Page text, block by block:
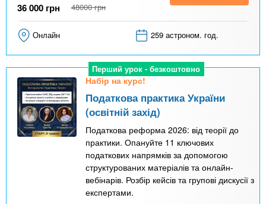
36 000 грн 48000 грн
Онлайн 259 астроном. год.
Перший урок - безкоштовно
Набір на курс!
Податкова практика України
(освітній захід)
Податкова реформа 2026: від теорії до
практики. Опануйте 11 ключових
податкових напрямків за допомогою
структурованих матеріалів та онлайн-
вебінарів. Розбір кейсів та групові дискусії з
експертами.